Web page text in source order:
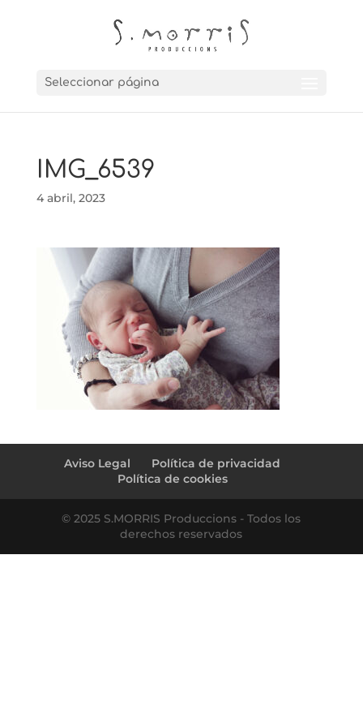
Seleccionar página
IMG_6539
4 abril, 2023
Aviso Legal
Política de privacidad
Política de cookies
© 2025 S.MORRIS Produccions - Todos los
derechos reservados